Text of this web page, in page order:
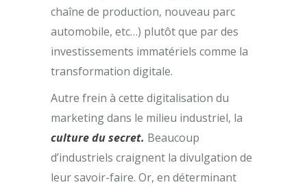
chaîne de production, nouveau parc
automobile, etc…) plutôt que par des
investissements immatériels comme la
transformation digitale.
Autre frein à cette digitalisation du
marketing dans le milieu industriel, la
culture du secret. Beaucoup
d’industriels craignent la divulgation de
leur savoir-faire. Or, en déterminant